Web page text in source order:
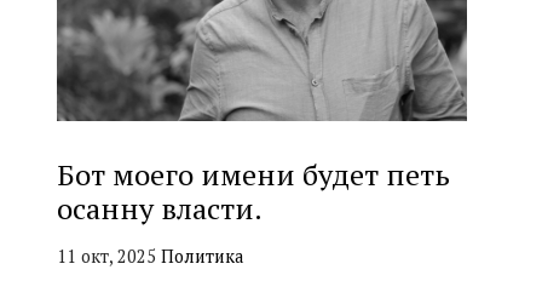
Бот моего имени будет петь
осанну власти.
11 окт, 2025 Политика